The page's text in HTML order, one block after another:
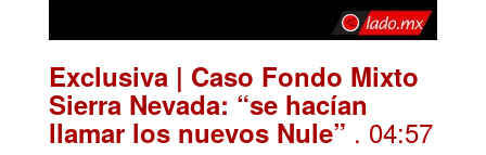
Exclusiva | Caso Fondo Mixto
Sierra Nevada: “se hacían
llamar los nuevos Nule” . 04:57